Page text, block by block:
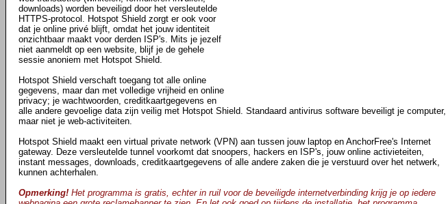
downloads) worden beveiligd door het versleutelde
HTTPS-protocol. Hotspot Shield zorgt er ook voor
dat je online privé blijft, omdat het jouw identiteit
onzichtbaar maakt voor derden ISP's. Mits je jezelf
niet aanmeldt op een website, blijf je de gehele
sessie anoniem met Hotspot Shield.
Hotspot Shield verschaft toegang tot alle online
gegevens, maar dan met volledige vrijheid en online
privacy; je wachtwoorden, creditkaartgegevens en
alle andere gevoelige data zijn veilig met Hotspot Shield. Standaard antivirus software beveiligt je computer,
maar niet je web-activiteiten.
Hotspot Shield maakt een virtual private network (VPN) aan tussen jouw laptop en AnchorFree's Internet
gateway. Deze versleutelde tunnel voorkomt dat snoopers, hackers en ISP's, jouw online activieteiten,
instant messages, downloads, creditkaartgegevens of alle andere zaken die je verstuurd over het netwerk,
kunnen achterhalen.
Opmerking! Het programma is gratis, echter in ruil voor de beveiligde internetverbinding krijg je op iedere